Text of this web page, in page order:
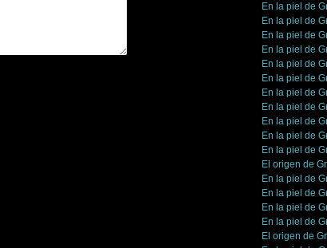
En la piel de
En la piel de
En la piel de
En la piel de
En la piel de
En la piel de
En la piel de
En la piel de
En la piel de
En la piel de
En la piel de
El origen de
En la piel de
En la piel de
En la piel de
En la piel de
El origen de